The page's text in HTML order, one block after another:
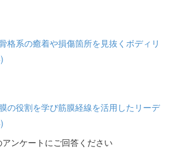
格系の癒着や損傷箇所を見抜くボディリ
の役割を学び筋膜経線を活用したリーデ
ンケートにご回答ください